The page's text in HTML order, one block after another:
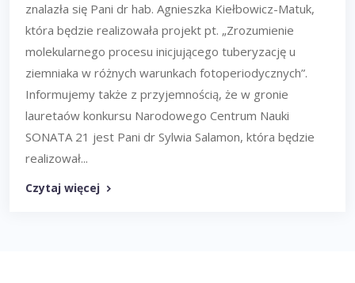
znalazła się Pani dr hab. Agnieszka Kiełbowicz-Matuk,
która będzie realizowała projekt pt. „Zrozumienie
molekularnego procesu inicjującego tuberyzację u
ziemniaka w różnych warunkach fotoperiodycznych”.
Informujemy także z przyjemnością, że w gronie
lauretaów konkursu Narodowego Centrum Nauki
SONATA 21 jest Pani dr Sylwia Salamon, która będzie
realizował...
Czytaj więcej